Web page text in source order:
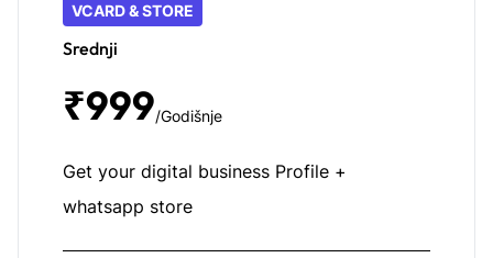
VCARD & STORE
Srednji
₹999/Godišnje
Get your digital business Profile +
whatsapp store